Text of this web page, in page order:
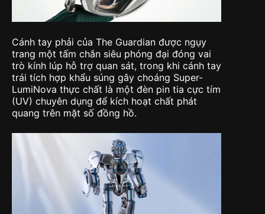
Cánh tay phải của The Guardian được ngụy
trang một tấm chắn siêu phóng đại đóng vai
trò kính lúp hỗ trợ quan sát, trong khi cánh tay
trái tích hợp khẩu súng gây choáng Super-
LumiNova thực chất là một đèn pin tia cực tím
(UV) chuyên dụng để kích hoạt chất phát
quang trên mặt số đồng hồ.